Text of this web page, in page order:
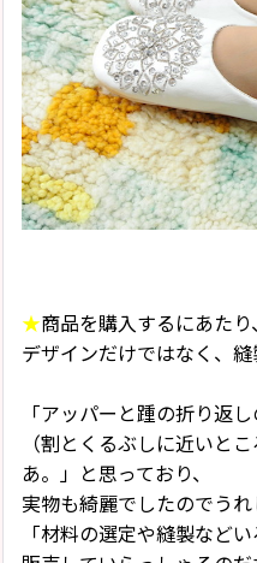
★商品を購入するにあたり
デザインだけではなく、縫
「アッパーと踵の折り返
（割とくるぶしに近いと
あ。」と思っており、
実物も綺麗でしたのでうれ
「材料の選定や縫製など